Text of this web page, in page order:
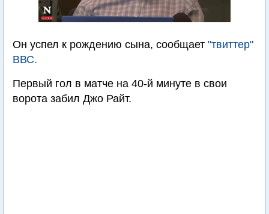
Он успел к рождению сына, сообщает "твиттер"
ВВС.
Первый гол в матче на 40-й минуте в свои
ворота забил Джо Райт.